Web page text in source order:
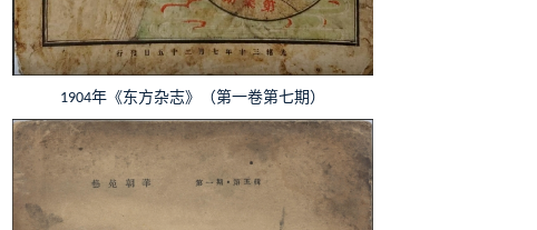
1904年《东方杂志》（第一卷第七期）